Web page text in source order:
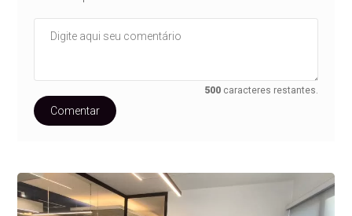
500 caracteres restantes.
Comentar